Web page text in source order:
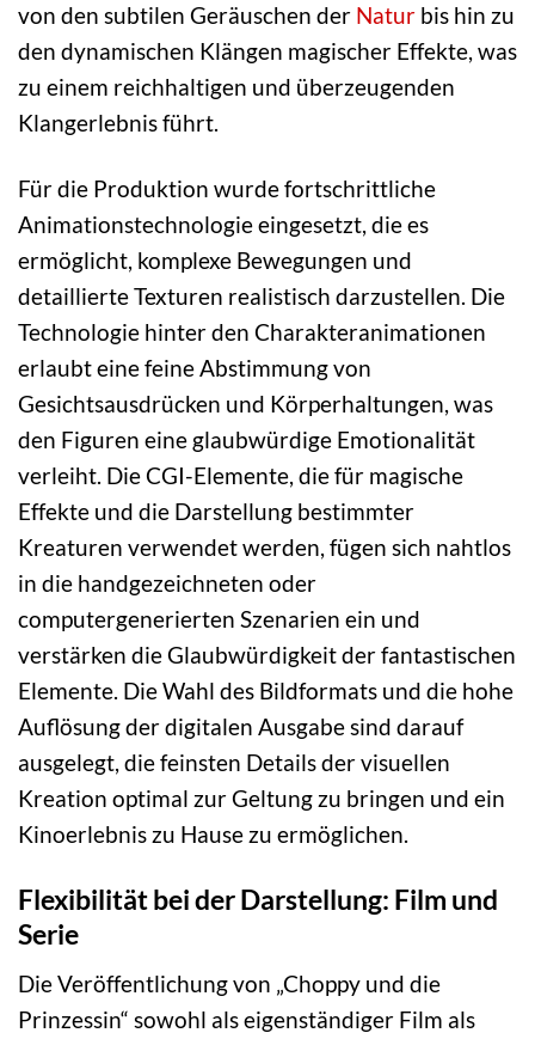
von den subtilen Geräuschen der Natur bis hin zu
den dynamischen Klängen magischer Effekte, was
zu einem reichhaltigen und überzeugenden
Klangerlebnis führt.
Für die Produktion wurde fortschrittliche
Animationstechnologie eingesetzt, die es
ermöglicht, komplexe Bewegungen und
detaillierte Texturen realistisch darzustellen. Die
Technologie hinter den Charakteranimationen
erlaubt eine feine Abstimmung von
Gesichtsausdrücken und Körperhaltungen, was
den Figuren eine glaubwürdige Emotionalität
verleiht. Die CGI-Elemente, die für magische
Effekte und die Darstellung bestimmter
Kreaturen verwendet werden, fügen sich nahtlos
in die handgezeichneten oder
computergenerierten Szenarien ein und
verstärken die Glaubwürdigkeit der fantastischen
Elemente. Die Wahl des Bildformats und die hohe
Auflösung der digitalen Ausgabe sind darauf
ausgelegt, die feinsten Details der visuellen
Kreation optimal zur Geltung zu bringen und ein
Kinoerlebnis zu Hause zu ermöglichen.
Flexibilität bei der Darstellung: Film und
Serie
Die Veröffentlichung von „Choppy und die
Prinzessin“ sowohl als eigenständiger Film als